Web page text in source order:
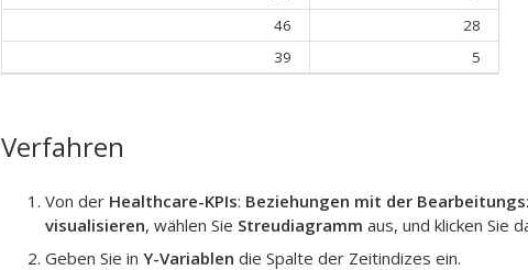
46
28
39
5
Verfahren
Von der Healthcare-KPIs: Beziehungen mit der
visualisieren, wählen Sie Streudiagramm aus, und klicken Sie
Geben Sie in Y-Variablen die Spalte der Zeitindizes ein.